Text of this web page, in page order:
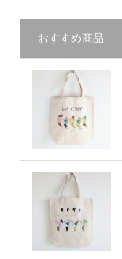
おすすめ商品